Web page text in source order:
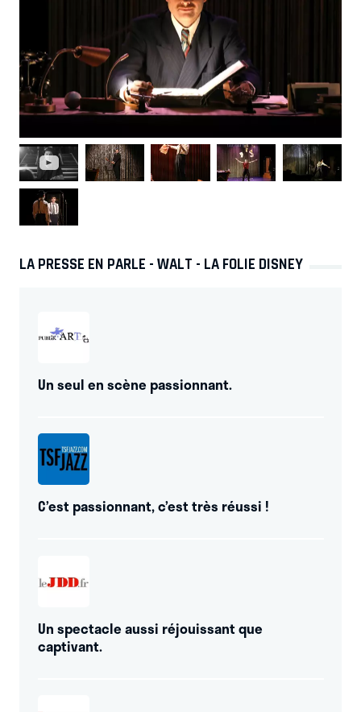
LA PRESSE EN PARLE - WALT - LA FOLIE DISNEY
Un seul en scène passionnant.
C’est passionnant, c’est très réussi !
Un spectacle aussi réjouissant que
captivant.